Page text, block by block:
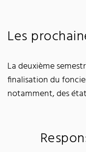
Les
La deuxième
finalisation du
notamment, des